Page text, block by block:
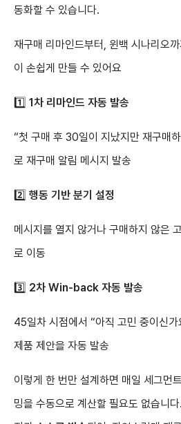
동화할 수 있습니다.
재구매 리마인드부터, 윈백 시나리오
이 손쉽게 만들 수 있어요
1️⃣ 1차 리마인드 자동 발송
“첫 구매 후 30일이 지났지만 재구매
로 재구매 알림 메시지 발송
2️⃣ 행동 기반 분기 설정
메시지를 열지 않거나 구매하지 않은
로 이동
3️⃣ 2차 Win-back 자동 발송
45일차 시점에서 “아직 고민 중이신
제품 제안을 자동 발송
이렇게 한 번만 설계하면 매일 세그먼
밍을 수동으로 계산할 필요도 없습니